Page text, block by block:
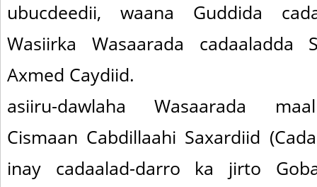
ubucdeedii, waana Guddida
Wasiirka Wasaarada cadaaladda
Axmed Caydiid.
asiiru-dawlaha Wasaarada
Cismaan Cabdillaahi Saxardiid
inay cadaalad-darro ka jirto